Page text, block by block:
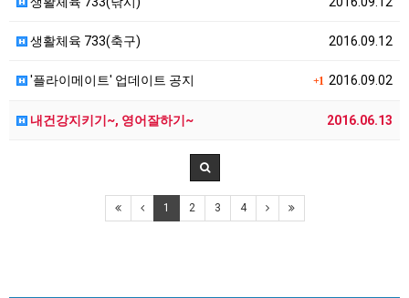
2016.09.12
생활체육 733(축구)
+1 2016.09.02
'플라이메이트' 업데이트 공지
2016.06.13
내건강지키기~, 영어잘하기~
1 2 3 4